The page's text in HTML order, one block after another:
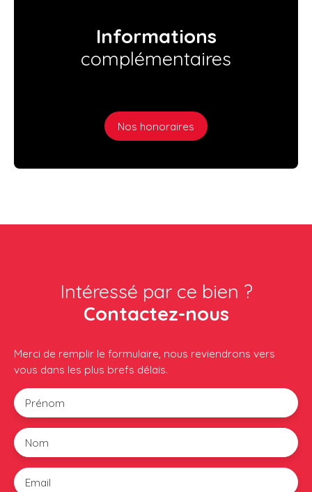
Informations
complémentaires
Nos honoraires
Intéressé par ce bien ?
Contactez-nous
Merci de remplir le formulaire, nous reviendrons vers
vous dans les plus brefs délais.
Prénom
Nom
Email